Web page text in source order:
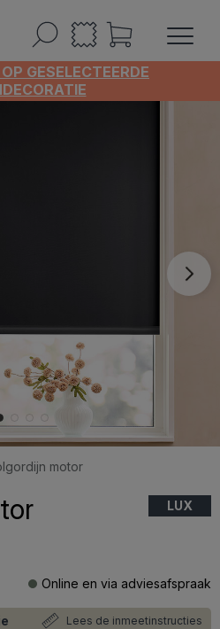
GESELECTEERDE
motor
LUX
Online en via adviesafspraak
Lees de inmeetinstructies